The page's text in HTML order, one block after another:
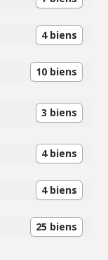
4 biens
10 biens
3 biens
4 biens
4 biens
25 biens